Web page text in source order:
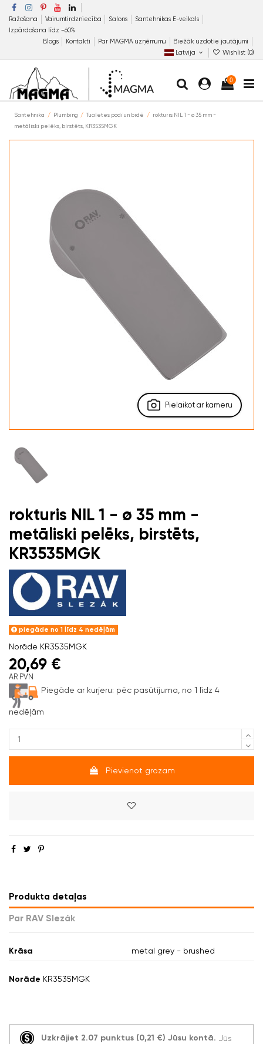
Ražošana Vairumtirdzniecība Salons
Santehnikas E-veikals
Izpārdošana līdz −60%
Blogs
Kontakti Par MAGMA uzņēmumu
Biežāk uzdotie jautājumi
Latvija
Wishlist (0)
0
Santehnika Plumbing Tualetes podi un bidē
rokturis NIL 1 - ø 35 mm -
metāliski pelēks, birstēts, KR3535MGK
Pielaikot ar kameru
rokturis NIL 1 - ø 35 mm -
metāliski pelēks, birstēts,
KR3535MGK
piegāde no 1 līdz 4 nedēļām
Norāde KR3535MGK
20,69 €
AR PVN
Piegāde ar kurjeru: pēc pasūtījuma, no 1 līdz 4
nedēļām
Pievienot grozam
Produkta detaļas
Par RAV Slezák
Krāsa metal grey - brushed
Norāde KR3535MGK
Uzkrājiet 2.07 punktus (0,21 €) Jūsu kontā. Jūs